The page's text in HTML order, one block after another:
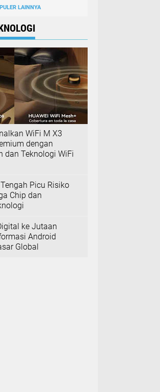
LAINNYA
WiFi M X3
dengan
dan Teknologi WiFi
Picu Risiko
Chip dan
ke Jutaan
Android
Global